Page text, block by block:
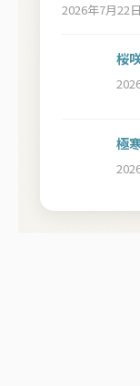
2026年7月22日
桜
極